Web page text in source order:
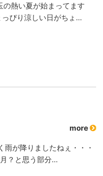
熱い夏が始まってます
ぴり涼しい日がちょ…
more
が降りましたねぇ・・・
？と思う部分…